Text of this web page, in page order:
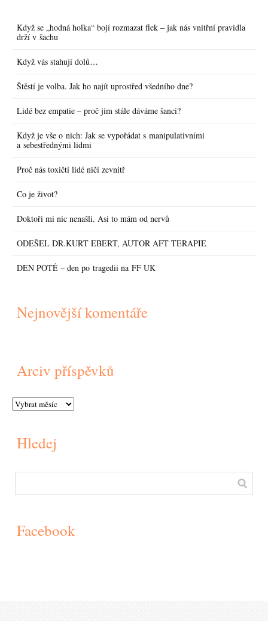
Když se „hodná holka“ bojí rozmazat flek – jak nás vnitřní pravidla
drží v šachu
Když vás stahují dolů…
Štěstí je volba. Jak ho najít uprostřed všedního dne?
Lidé bez empatie – proč jim stále dáváme šanci?
Když je vše o nich: Jak se vypořádat s manipulativními
a sebestřednými lidmi
Proč nás toxičtí lidé ničí zevnitř
Co je život?
Doktoři mi nic nenašli. Asi to mám od nervů
ODEŠEL DR.KURT EBERT, AUTOR AFT TERAPIE
DEN POTÉ – den po tragedii na FF UK
Nejnovější komentáře
Arciv příspěvků
Hledej
Facebook